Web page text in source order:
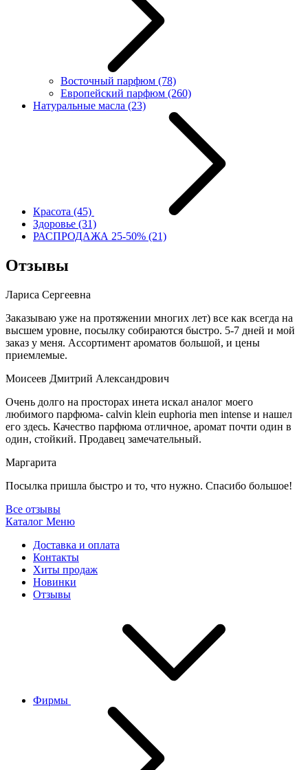
Восточный парфюм (78)
Европейский парфюм (260)
Натуральные масла (23)
Красота (45)
Здоровье (31)
РАСПРОДАЖА 25-50% (21)
Отзывы
Лариса Сергеевна
Заказываю уже на протяжении многих лет) все как всегда на
высшем уровне, посылку собираются быстро. 5-7 дней и мой
заказ у меня. Ассортимент ароматов большой, и цены
приемлемые.
Моисеев Дмитрий Александрович
Очень долго на просторах инета искал аналог моего
любимого парфюма- calvin klein euphoria men intense и нашел
его здесь. Качество парфюма отличное, аромат почти один в
один, стойкий. Продавец замечательный.
Маргарита
Посылка пришла быстро и то, что нужно. Спасибо большое!
Все отзывы
Каталог Меню
Доставка и оплата
Контакты
Хиты продаж
Новинки
Отзывы
Фирмы